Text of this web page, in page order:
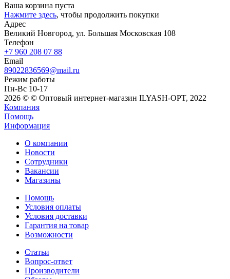
Ваша корзина пуста
Нажмите здесь, чтобы продолжить покупки
Адрес
Великий Новгород, ул. Большая Московская 108
Телефон
+7 960 208 07 88
Email
89022836569@mail.ru
Режим работы
Пн-Вс 10-17
2026 © © Оптовый интернет-магазин ILYASH-OPT, 2022
Компания
Помощь
Информация
О компании
Новости
Сотрудники
Вакансии
Магазины
Помощь
Условия оплаты
Условия доставки
Гарантия на товар
Возможности
Статьи
Вопрос-ответ
Производители